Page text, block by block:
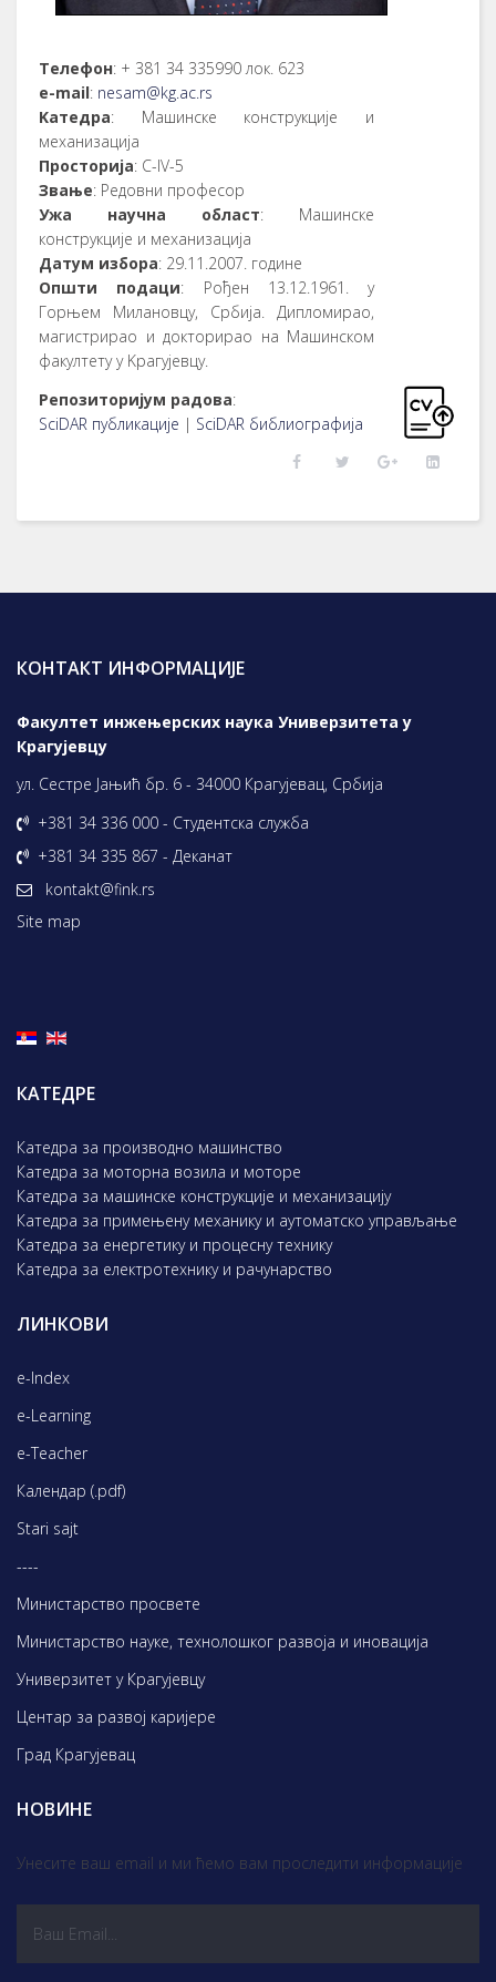
Телефон: + 381 34 335990 лок. 623
е-mail: nesam@kg.ac.rs
Kатедра: Машинске конструкције и
механизација
Просторија: C-IV-5
Звање: Редовни професор
Ужа научна област: Машинске
конструкције и механизација
Датум избора: 29.11.2007. године
Општи подаци: Рођен 13.12.1961. у
Горњем Милановцу, Србија. Дипломирао,
магистрирао и докторирао на Машинском
факултету у Kрагујевцу.
Репозиторијум радова:
SciDAR публикације | SciDAR библиографија
КОНТАКТ ИНФОРМАЦИЈЕ
Факултет инжењерских наука Универзитета у
Крагујевцу
ул. Сестре Јањић бр. 6 - 34000 Крагујевац, Србија
+381 34 336 000 - Студентска служба
+381 34 335 867 - Деканат
kontakt@fink.rs
Site map
КАТЕДРЕ
Катедра за производно машинство
Катедра за моторна возила и моторе
Катедра за машинске конструкције и механизацију
Катедра за примењену механику и аутоматско управљање
Катедра за енергетику и процесну технику
Катедра за електротехнику и рачунарство
ЛИНКОВИ
e-Index
e-Learning
e-Teacher
Календар (.pdf)
Stari sajt
----
Министарство просвете
Министарство науке, технолошког развоја и иновација
Универзитет у Крагујевцу
Центар за развој каријере
Град Крагујевац
НОВИНЕ
Унесите ваш email и ми ћемо вам проследити информације